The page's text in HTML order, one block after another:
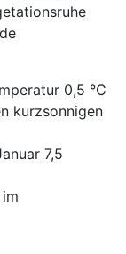
0,5 °C
kurzsonnigen
7,5